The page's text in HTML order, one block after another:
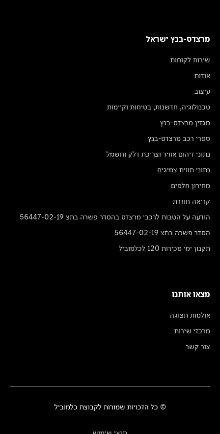
מרצדס-בנץ ישראל
שירות לקוחות
אודות
עיצוב
טכנולוגיה, חדשנות, בטיחות וקיימות
מגזין מרצדס-בנץ
ספרי רכב מרצדס-בנץ
נתוני זיהום אוויר וצריכת דלק וחשמל
נתוני תווית צמיגים
מחירון חלפים
קריאה חוזרת
הודעה על הטבות לרכבי מרצדס בהסדר פשרה בתצ 56447-02-19
הסדר פשרה בתצ 56447-02-19
תקנון ימי מכירות 120 לכלמוביל
מצאו אותנו
אולמות תצוגה
מרכזי שירות
צור קשר
© כל הזכויות שמורות לקבוצת כלמוביל